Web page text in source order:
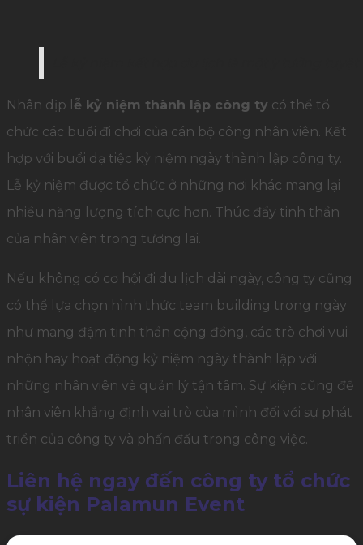
Nhân dịp l ễ kỷ niệm thành lập công ty có thể tổ
chức các buổi đi chơi của cán bộ công nhân viên. Kết
hợp với buổi dạ tiệc kỷ niệm ngày thành lập công ty.
Lễ kỷ niệm được tổ chức ở những nơi khác mang lại
nhiều năng lượng tích cực hơn. Thúc đẩy tinh thần
của nhân viên trong tương lai.
Nếu không có cơ hội đi du lịch dài ngày, công ty cũng
có thể lựa chọn hình thức team building trong ngày
như mang đậm tinh thần cộng đồng, các trò chơi vui
nhộn hay hoạt động kỷ niệm ngày thành lập với
những nhân viên và quản lý tận tâm. Sự kiện cũng để
nhân viên khẳng định vai trò của mình đối với sự phát
triển của công ty và phấn đấu trong công việc.
Liên hệ ngay đến công ty tổ chức
sự kiện Palamun Event